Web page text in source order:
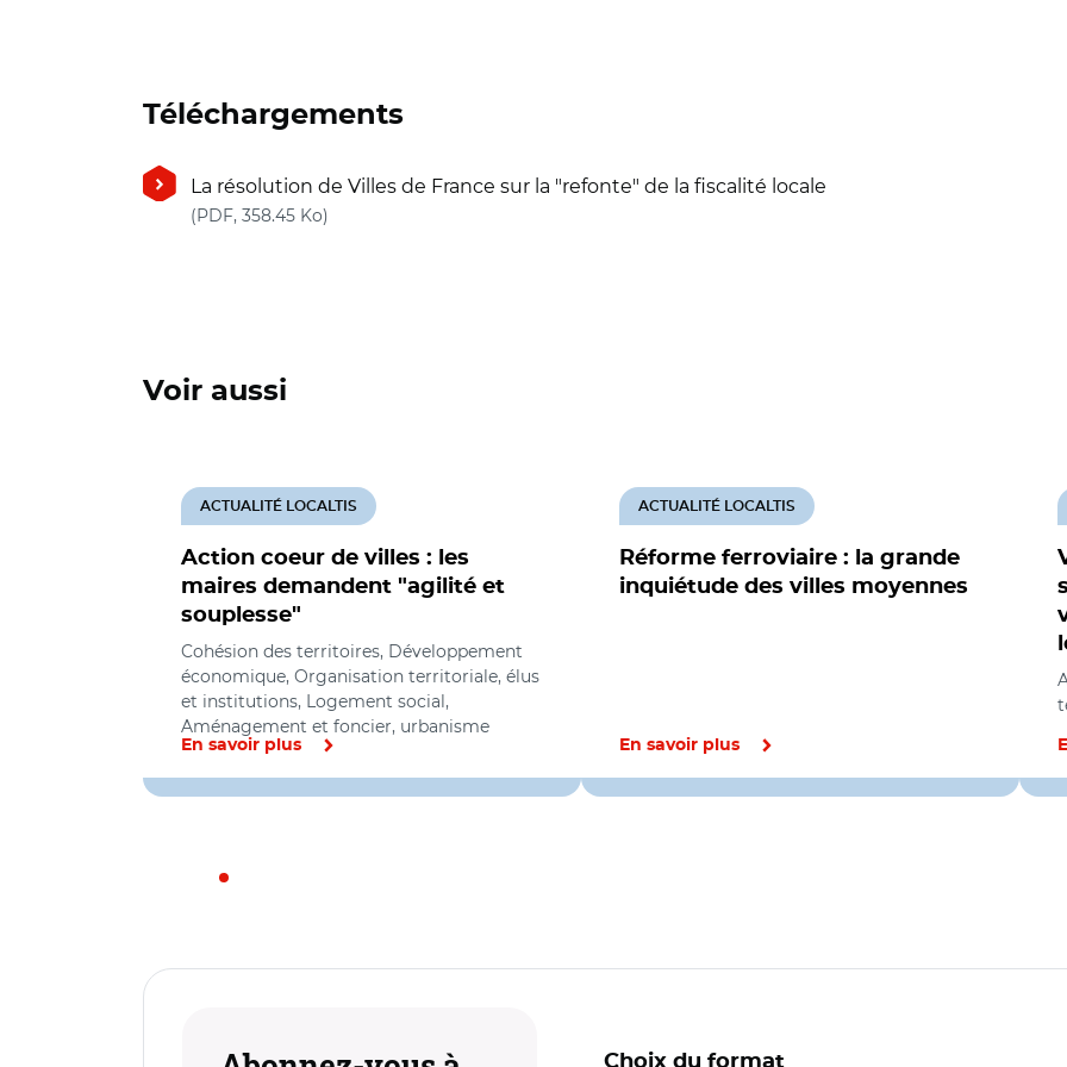
Téléchargements
La résolution de Villes de France sur la "refonte" de la fiscalité locale
(PDF, 358.45 Ko)
Voir aussi
Action coeur de villes : les
maires demandent "agilité et
souplesse"
ACTUALITÉ LOCALTIS
Cohésion des territoires, Développement
économique, Organisation territoriale, élus
et institutions, Logement social,
Aménagement et foncier, urbanisme
En savoir plus
Réforme ferroviaire : la grande
inquiétude des villes moyennes
ACTUALITÉ LOCALTIS
En savoir plus
Choix du format